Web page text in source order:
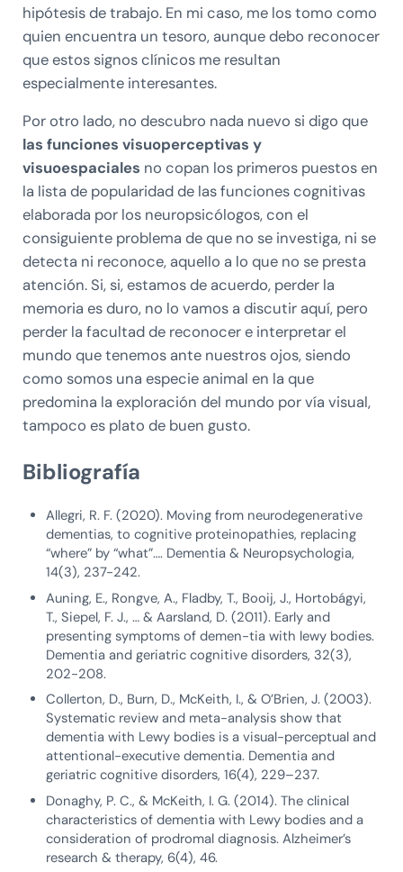
hipótesis de trabajo. En mi caso, me los tomo como
quien encuentra un tesoro, aunque debo reconocer
que estos signos clínicos me resultan
especialmente interesantes.
Por otro lado, no descubro nada nuevo si digo que
las funciones visuoperceptivas y
visuoespaciales no copan los primeros puestos en
la lista de popularidad de las funciones cognitivas
elaborada por los neuropsicólogos, con el
consiguiente problema de que no se investiga, ni se
detecta ni reconoce, aquello a lo que no se presta
atención. Si, si, estamos de acuerdo, perder la
memoria es duro, no lo vamos a discutir aquí, pero
perder la facultad de reconocer e interpretar el
mundo que tenemos ante nuestros ojos, siendo
como somos una especie animal en la que
predomina la exploración del mundo por vía visual,
tampoco es plato de buen gusto.
Bibliografía
Allegri, R. F. (2020). Moving from neurodegenerative
dementias, to cognitive proteinopathies, replacing
“where” by “what”…. Dementia & Neuropsychologia,
14(3), 237-242.
Auning, E., Rongve, A., Fladby, T., Booij, J., Hortobágyi,
T., Siepel, F. J., … & Aarsland, D. (2011). Early and
presenting symptoms of demen-tia with lewy bodies.
Dementia and geriatric cognitive disorders, 32(3),
202-208.
Collerton, D., Burn, D., McKeith, I., & O’Brien, J. (2003).
Systematic review and meta-analysis show that
dementia with Lewy bodies is a visual-perceptual and
attentional-executive dementia. Dementia and
geriatric cognitive disorders, 16(4), 229–237.
Donaghy, P. C., & McKeith, I. G. (2014). The clinical
characteristics of dementia with Lewy bodies and a
consideration of prodromal diagnosis. Alzheimer’s
research & therapy, 6(4), 46.